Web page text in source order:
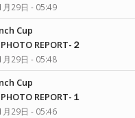
月29日 - 05:49
Cup
REPORT-２
月29日 - 05:48
Cup
REPORT-１
月29日 - 05:46